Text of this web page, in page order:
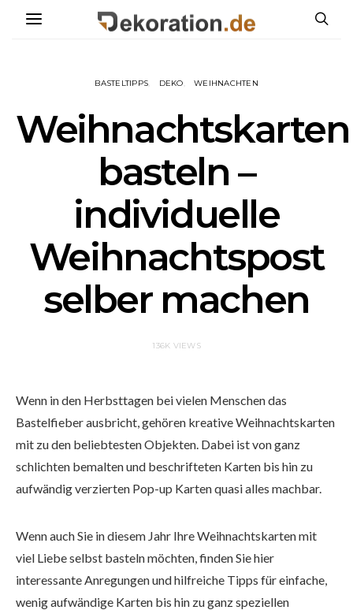
BASTELTIPPS DEKO WEIHNACHTEN
Weihnachtskarten
basteln –
individuelle
Weihnachtspost
selber machen
136K VIEWS
Wenn in den Herbsttagen bei vielen Menschen das
Bastelfieber ausbricht, gehören kreative Weihnachtskarten
mit zu den beliebtesten Objekten. Dabei ist von ganz
schlichten bemalten und beschrifteten Karten bis hin zu
aufwändig verzierten Pop-up Karten quasi alles machbar.
Wenn auch Sie in diesem Jahr Ihre Weihnachtskarten mit
viel Liebe selbst basteln möchten, finden Sie hier
interessante Anregungen und hilfreiche Tipps für einfache,
wenig aufwändige Karten bis hin zu ganz speziellen